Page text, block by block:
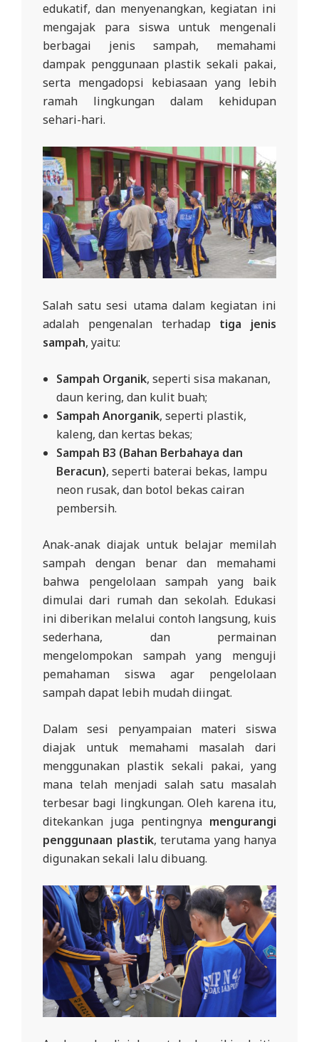
edukatif, dan menyenangkan, kegiatan ini
mengajak para siswa untuk mengenali
berbagai jenis sampah, memahami
dampak penggunaan plastik sekali pakai,
serta mengadopsi kebiasaan yang lebih
ramah lingkungan dalam kehidupan
sehari-hari.
Salah satu sesi utama dalam kegiatan ini
adalah pengenalan terhadap tiga jenis
sampah, yaitu:
Sampah Organik, seperti sisa makanan,
daun kering, dan kulit buah;
Sampah Anorganik, seperti plastik,
kaleng, dan kertas bekas;
Sampah B3 (Bahan Berbahaya dan
Beracun), seperti baterai bekas, lampu
neon rusak, dan botol bekas cairan
pembersih.
Anak-anak diajak untuk belajar memilah
sampah dengan benar dan memahami
bahwa pengelolaan sampah yang baik
dimulai dari rumah dan sekolah. Edukasi
ini diberikan melalui contoh langsung, kuis
sederhana, dan permainan
mengelompokan sampah yang menguji
pemahaman siswa agar pengelolaan
sampah dapat lebih mudah diingat.
Dalam sesi penyampaian materi siswa
diajak untuk memahami masalah dari
menggunakan plastik sekali pakai, yang
mana telah menjadi salah satu masalah
terbesar bagi lingkungan. Oleh karena itu,
ditekankan juga pentingnya mengurangi
penggunaan plastik, terutama yang hanya
digunakan sekali lalu dibuang.